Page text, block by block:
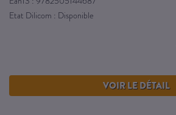
Etat Dilicom : Disponible
VOIR LE DÉTAIL